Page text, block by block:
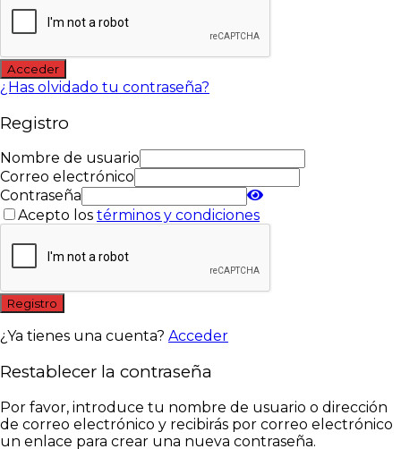
Acceder
¿Has olvidado tu contraseña?
Registro
Nombre de usuario
Correo electrónico
Contraseña
Acepto los términos y condiciones
Registro
¿Ya tienes una cuenta? Acceder
Restablecer la contraseña
Por favor, introduce tu nombre de usuario o dirección
de correo electrónico y recibirás por correo electrónico
un enlace para crear una nueva contraseña.